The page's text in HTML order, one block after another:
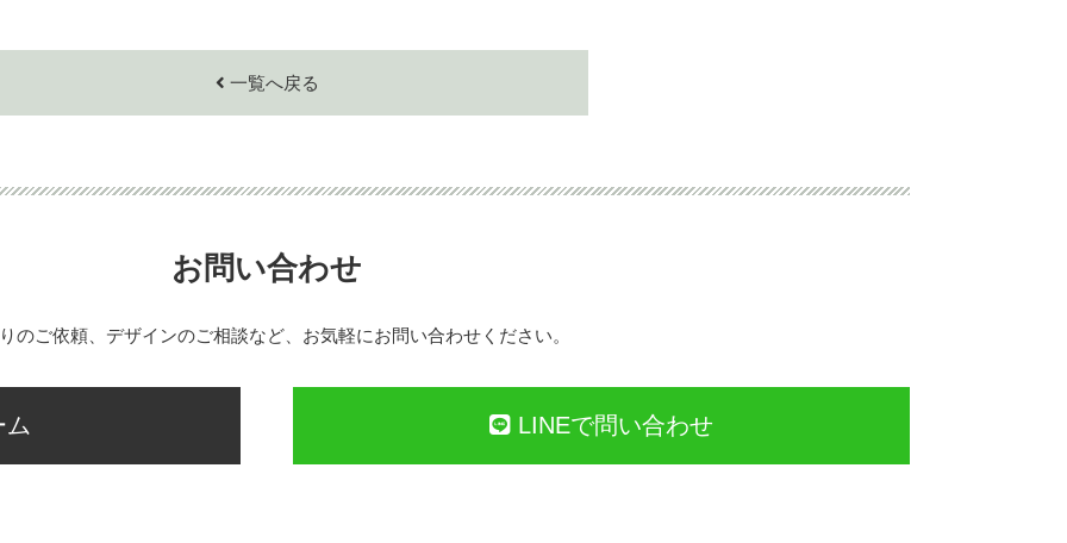
一覧へ戻る
お問い合わせ
のご依頼、デザインのご相談など、お気軽にお問い合わせください。
ム LINEで問い合わせ